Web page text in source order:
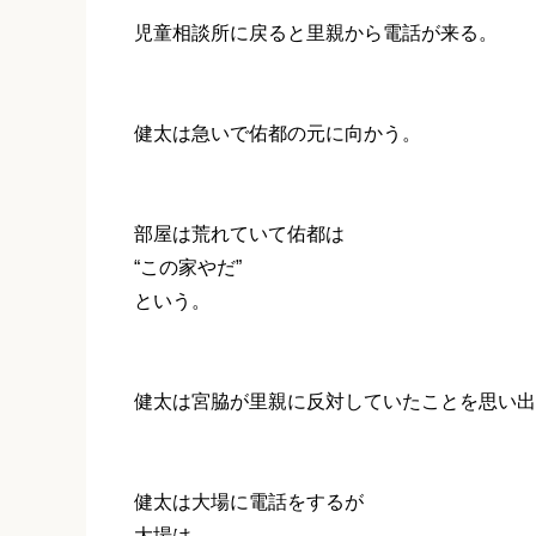
児童相談所に戻ると里親から電話が来る。
健太は急いで佑都の元に向かう。
部屋は荒れていて佑都は
“この家やだ”
という。
健太は宮脇が里親に反対していたことを思い
健太は大場に電話をするが